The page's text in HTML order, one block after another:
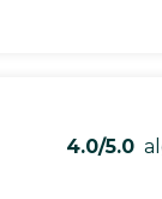
4.0/5.0